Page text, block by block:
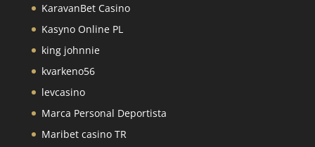
KaravanBet Casino
Kasyno Online PL
king johnnie
kvarkeno56
levcasino
Marca Personal Deportista
Maribet casino TR